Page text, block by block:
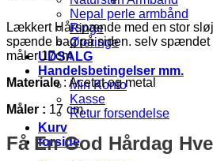
Nepal perle armbånd
Ringe
Øreringe
UDSALG
Handelsbetingelser mm.
Min Konto
Kasse
Retur forsendelse
Kurv
forside
Lækkert Hårspænde med en stor
spænde bag på siden. selv spændet
måler 17cm
Materiale: Acetat og metal
Måler : 17 cm.
Få En God Hårdag